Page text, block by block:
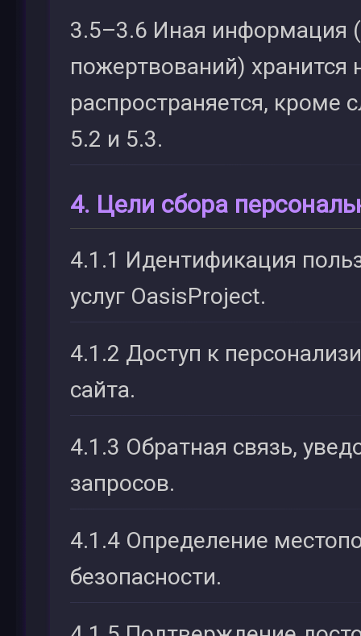
3.5–3.6 Иная информация
пожертвований) хранится
распространяется, кроме
5.2 и 5.3.
4. Цели сбора
4.1.1 Идентификация
услуг OasisProject.
4.1.2 Доступ к
сайта.
4.1.3 Обратная связь,
запросов.
4.1.4 Определение
безопасности.